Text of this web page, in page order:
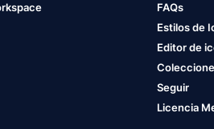
FAQs
Estilos de
Editor de
Seguir
Licencia